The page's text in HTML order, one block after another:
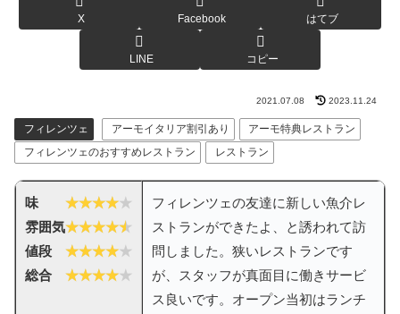
X Facebook はてブ
LINE コピー
2021.07.08 2023.11.24
フィレンツェ アーモイタリア割引あり
アーモ特典レストラン
フィレンツェのおすすめレストラン
レストラン
味
雰囲気
値段
総合
フィレンツェの友達に新しい魚介レ
ストランができたよ、と誘われて訪
問しました。狭いレストランです
が、スタッフが真面目に働きサービ
ス良いです。オープン当初はランチ